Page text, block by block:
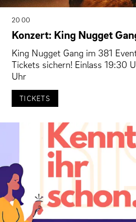
20 00
Konzert: King Nugget
King Nugget Gang im 381
Tickets sichern! Einlass 19:30
Uhr
TICKETS